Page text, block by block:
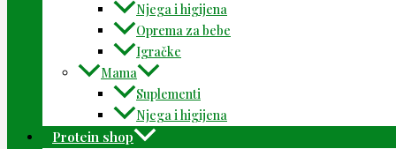
Njega i higijena
Oprema za bebe
Igračke
Mama
Suplementi
Njega i higijena
Protein shop